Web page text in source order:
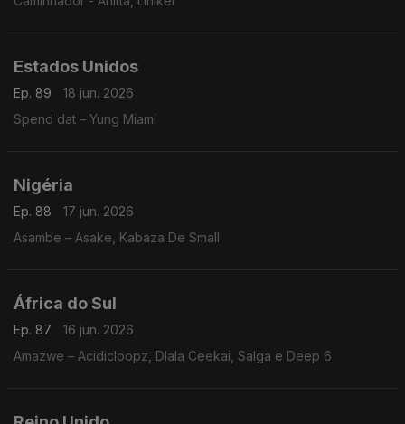
Estados Unidos
Ep. 89
18 jun. 2026
Spend dat – Yung Miami
Nigéria
Ep. 88
17 jun. 2026
Asambe – Asake, Kabaza De Small
África do Sul
Ep. 87
16 jun. 2026
Amazwe – Acidicloopz, Dlala Ceekai, Salga e Deep 6